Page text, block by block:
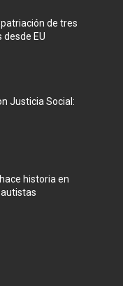
de tres
EU
Justicia Social:
historia en